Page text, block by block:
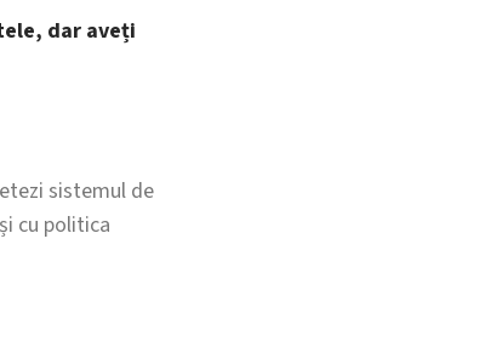
dar aveți
sistemul de
cu politica